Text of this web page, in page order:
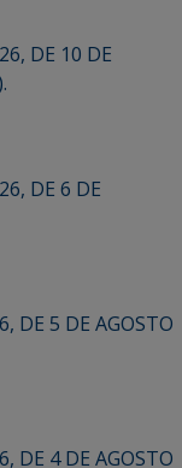
DE 10 DE
DE 6 DE
DE 5 DE AGOSTO
DE 4 DE AGOSTO